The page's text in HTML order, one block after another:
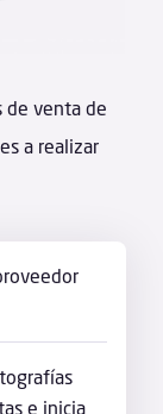
de venta de
a realizar
e inicia